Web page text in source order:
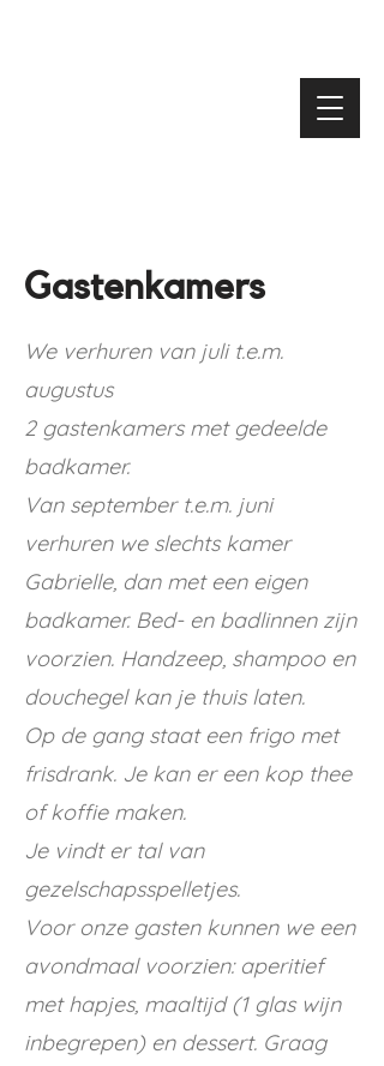
Gastenkamers
We verhuren van juli t.e.m.
augustus
2 gastenkamers met gedeelde
badkamer.
Van september t.e.m. juni
verhuren we slechts kamer
Gabrielle, dan met een eigen
badkamer. Bed- en badlinnen zijn
voorzien. Handzeep, shampoo en
douchegel kan je thuis laten.
Op de gang staat een frigo met
frisdrank. Je kan er een kop thee
of koffie maken.
Je vindt er tal van
gezelschapsspelletjes.
Voor onze gasten kunnen we een
avondmaal voorzien: aperitief
met hapjes, maaltijd (1 glas wijn
inbegrepen) en dessert. Graag